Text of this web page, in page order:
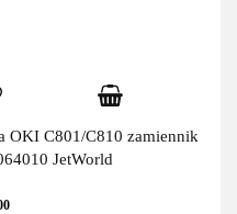
OKI C801/C810 zamiennik
JetWorld